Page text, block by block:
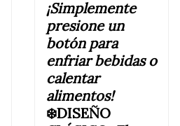
¡Simplemente
presione un
botón para
enfriar bebidas o
calentar
alimentos!
❄️DISEÑO